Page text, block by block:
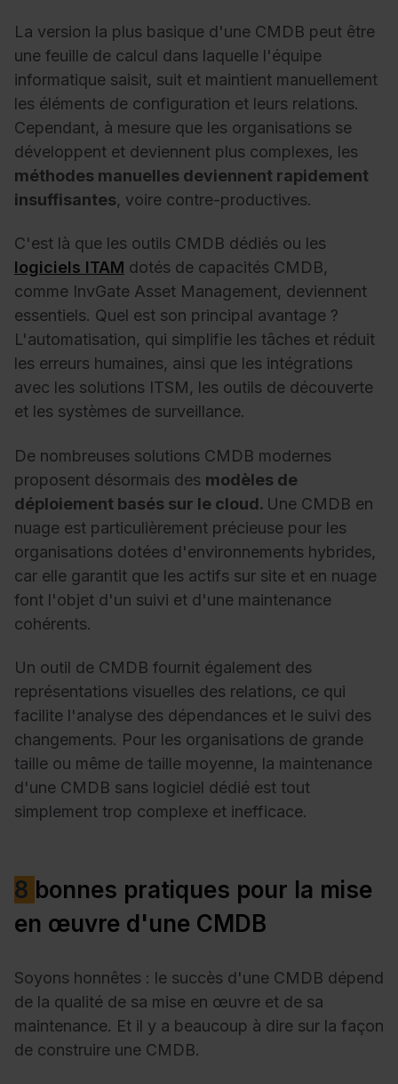
La version la plus basique d'une CMDB peut être
une feuille de calcul dans laquelle l'équipe
informatique saisit, suit et maintient manuellement
les éléments de configuration et leurs relations.
Cependant, à mesure que les organisations se
développent et deviennent plus complexes, les
méthodes manuelles deviennent rapidement
insuffisantes, voire contre-productives.
C'est là que les outils CMDB dédiés ou les
logiciels ITAM dotés de capacités CMDB,
comme InvGate Asset Management, deviennent
essentiels. Quel est son principal avantage ?
L'automatisation, qui simplifie les tâches et réduit
les erreurs humaines, ainsi que les intégrations
avec les solutions ITSM, les outils de découverte
et les systèmes de surveillance.
De nombreuses solutions CMDB modernes
proposent désormais des modèles de
déploiement basés sur le cloud. Une CMDB en
nuage est particulièrement précieuse pour les
organisations dotées d'environnements hybrides,
car elle garantit que les actifs sur site et en nuage
font l'objet d'un suivi et d'une maintenance
cohérents.
Un outil de CMDB fournit également des
représentations visuelles des relations, ce qui
facilite l'analyse des dépendances et le suivi des
changements. Pour les organisations de grande
taille ou même de taille moyenne, la maintenance
d'une CMDB sans logiciel dédié est tout
simplement trop complexe et inefficace.
8 bonnes pratiques pour la mise
en œuvre d'une CMDB
Soyons honnêtes : le succès d'une CMDB dépend
de la qualité de sa mise en œuvre et de sa
maintenance. Et il y a beaucoup à dire sur la façon
de construire une CMDB.